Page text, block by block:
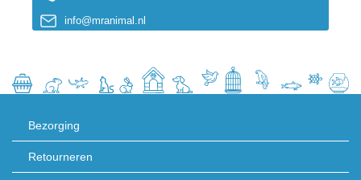
info@mranimal.nl
Bezorging
Retourneren